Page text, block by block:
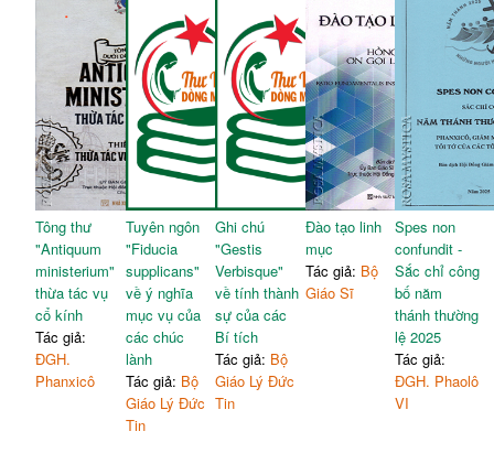
Tông thư
"Antiquum
ministerium"
thừa tác vụ
cổ kính
Tác giả:
ĐGH.
Phanxicô
Tuyên ngôn
"Fiducia
supplicans"
về ý nghĩa
mục vụ của
các chúc
lành
Tác giả: Bộ
Giáo Lý Đức
Tin
Ghi chú
"Gestis
Verbisque"
về tính thành
sự của các
Bí tích
Tác giả: Bộ
Giáo Lý Đức
Tin
Đào tạo linh
mục
Tác giả: Bộ
Giáo Sĩ
Spes non
confundit -
Sắc chỉ công
bố năm
thánh thường
lệ 2025
Tác giả:
ĐGH. Phaolô
VI